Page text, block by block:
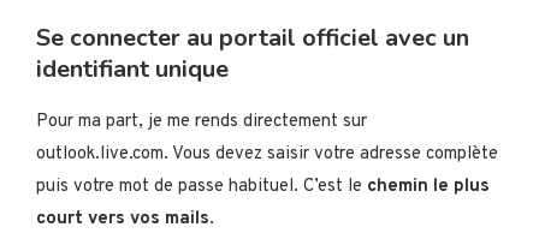
Se connecter au portail officiel avec un
identifiant unique
Pour ma part, je me rends directement sur
outlook.live.com. Vous devez saisir votre adresse complète
puis votre mot de passe habituel. C’est le chemin le plus
court vers vos mails.